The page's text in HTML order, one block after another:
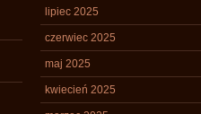
lipiec 2025
czerwiec 2025
maj 2025
kwiecień 2025